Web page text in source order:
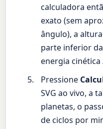
calculadora
exato (sem
ângulo), a
parte inferior
energia
Pressione
SVG ao vivo, a
planetas, o
de ciclos por